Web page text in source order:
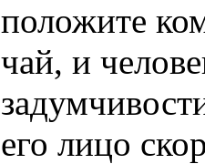
положите
чай, и
его лицо